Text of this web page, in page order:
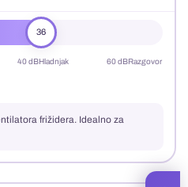
36
40 dBHladnjak 60 dBRazgovor
frižidera. Idealno za